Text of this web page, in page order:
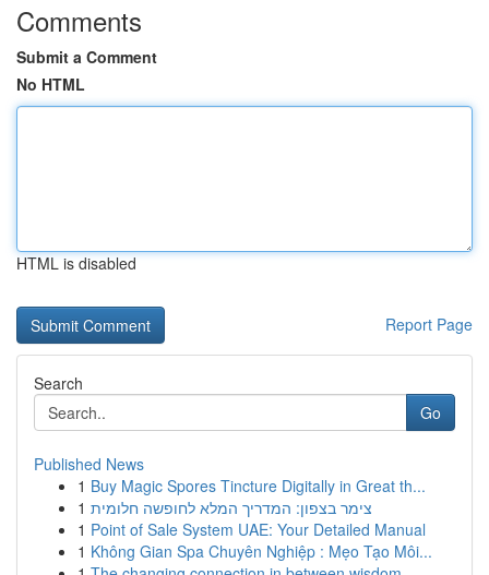
Comments
Submit a Comment
No HTML
HTML is disabled
Report Page
Search
Go
Published News
1 Buy Magic Spores Tincture Digitally in Great th...
1 צימר בצפון: המדריך המלא לחופשה חלומית
1 Point of Sale System UAE: Your Detailed Manual
1 Không Gian Spa Chuyên Nghiệp : Mẹo Tạo Môi...